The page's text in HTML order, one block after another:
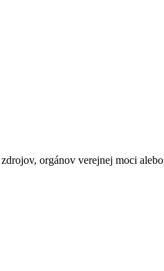
orgánov verejnej moci alebo